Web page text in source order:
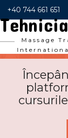
+40 744 661 651
Massage